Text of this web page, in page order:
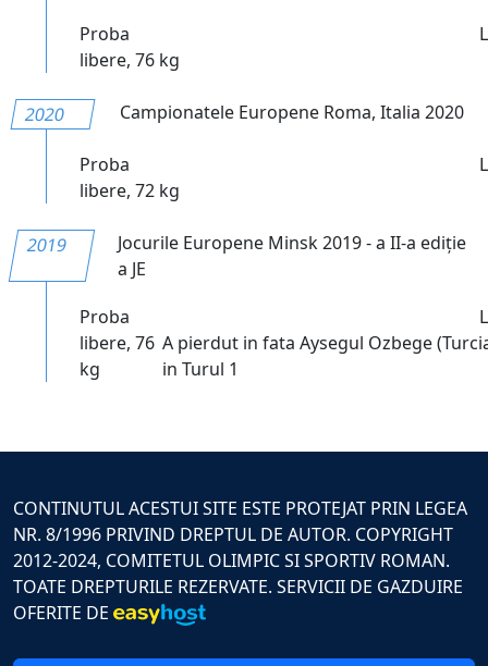
Proba
libere, 76 kg
2020 Campionatele Europene Roma, Italia 2020
Proba
libere, 72 kg
2019
Jocurile Europene Minsk 2019 - a II-a ediție
a JE
Proba
libere, 76
kg
A pierdut in fata Aysegul Ozbege
in Turul 1
CONTINUTUL ACESTUI SITE ESTE PROTEJAT PRIN LEGEA
NR. 8/1996 PRIVIND DREPTUL DE AUTOR. COPYRIGHT
2012-2024, COMITETUL OLIMPIC SI SPORTIV ROMAN.
TOATE DREPTURILE REZERVATE. SERVICII DE GAZDUIRE
OFERITE DE